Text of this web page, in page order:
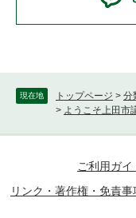
現在地 トップページ > 分
> ようこそ上田市
ご利用ガイ
リンク・著作権・免責事